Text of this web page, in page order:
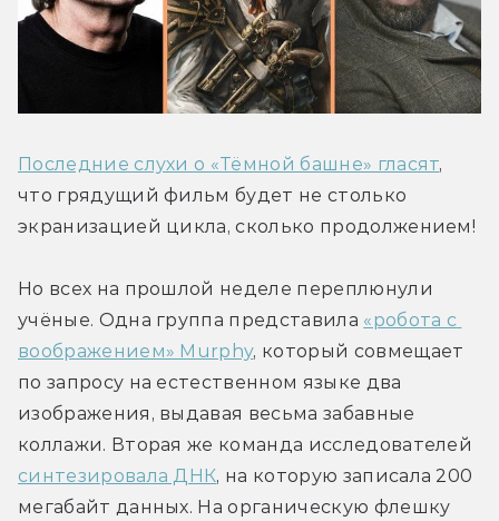
Последние слухи о «Тёмной башне» гласят,
что грядущий фильм будет не столько
экранизацией цикла, сколько продолжением!
Но всех на прошлой неделе переплюнули
учёные. Одна группа представила «робота с
воображением» Murphy, который совмещает
по запросу на естественном языке два
изображения, выдавая весьма забавные
синтезировала ДНК, на которую записала 200
мегабайт данных. На органическую флешку